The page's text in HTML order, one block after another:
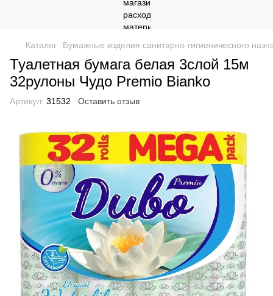
Каталог Бумажные изделия санитарно-гигиеничесного
Туалетная бумага белая 3слой 15м
32рулоны Чудо Premio Bianko
Артикул: 31532 Оставить отзыв